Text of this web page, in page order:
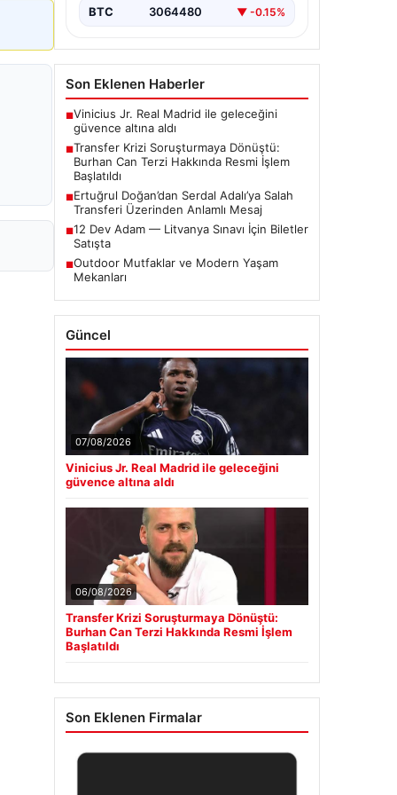
iddialar nedeniyle…
BTC 3064480 ▼ -0.15%
Son Eklenen Haberler
■Vinicius Jr. Real Madrid ile geleceğini
güvence altına aldı
■Transfer Krizi Soruşturmaya Dönüştü:
Burhan Can Terzi Hakkında Resmi İşlem
Başlatıldı
■Ertuğrul Doğan’dan Serdal Adalı’ya Salah
Transferi Üzerinden Anlamlı Mesaj
■12 Dev Adam — Litvanya Sınavı İçin Biletler
Satışta
■Outdoor Mutfaklar ve Modern Yaşam
Mekanları
Güncel
07/08/2026
Vinicius Jr. Real Madrid ile geleceğini
güvence altına aldı
06/08/2026
Transfer Krizi Soruşturmaya Dönüştü:
Burhan Can Terzi Hakkında Resmi İşlem
Başlatıldı
Son Eklenen Firmalar